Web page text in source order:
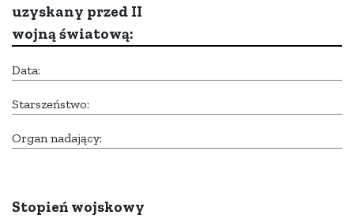
uzyskany przed II
wojną światową:
Data:
Starszeństwo:
Organ nadający:
Stopień wojskowy